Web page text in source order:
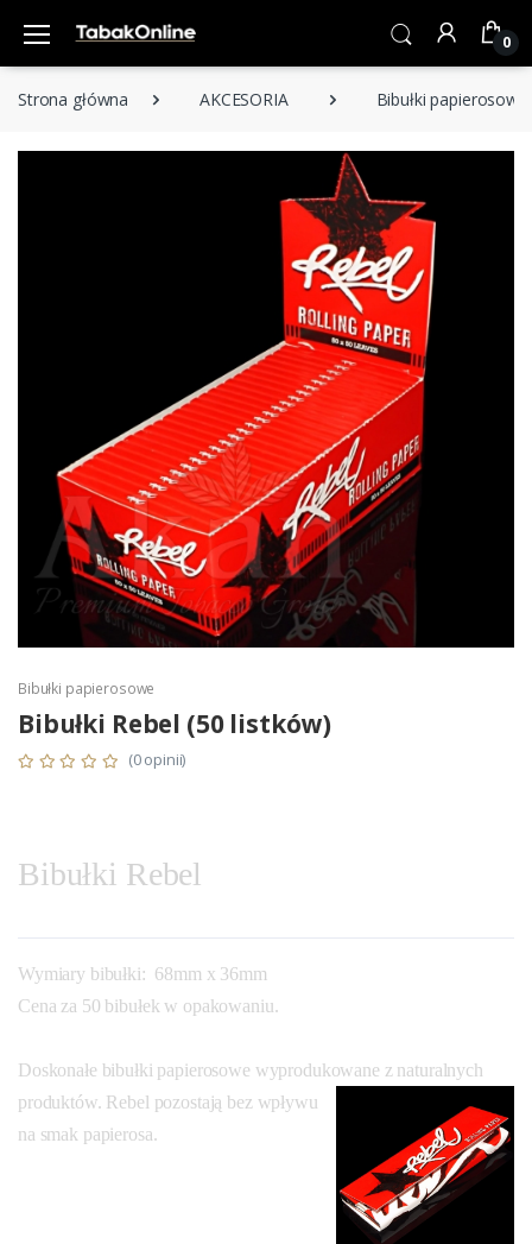
0
Strona główna AKCESORIA Bibułki papierosowe
Bibułki papierosowe
Bibułki Rebel (50 listków)
(0 opinii)
Bibułki Rebel
Wymiary bibułki: 68mm x 36mm
Cena za 50 bibułek w opakowaniu.
Doskonałe bibułki papierosowe wyprodukowane z naturalnych
produktów. Rebel pozostają bez wpływu
na smak papierosa.